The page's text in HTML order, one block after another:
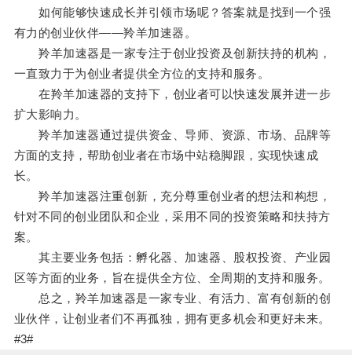
如何能够快速成长并引领市场呢？答案就是找到一个强
有力的创业伙伴——羚羊加速器。
羚羊加速器是一家专注于创业投资及创新扶持的机构，
一直致力于为创业者提供全方位的支持和服务。
在羚羊加速器的支持下，创业者可以快速发展并进一步
扩大影响力。
羚羊加速器通过提供资金、导师、资源、市场、品牌等
方面的支持，帮助创业者在市场中站稳脚跟，实现快速成
长。
羚羊加速器注重创新，充分尊重创业者的想法和构想，
针对不同的创业团队和企业，采用不同的投资策略和扶持方
案。
其主要业务包括：孵化器、加速器、股权投资、产业园
区等方面的业务，旨在提供全方位、全周期的支持和服务。
总之，羚羊加速器是一家专业、有活力、富有创新的创
业伙伴，让创业者们不再孤独，拥有更多机会和更好未来。
#3#